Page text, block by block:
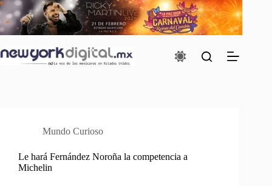
Saltar
al
contenido
Mundo Curioso
Le hará Fernández Noroña la competencia a
Michelin